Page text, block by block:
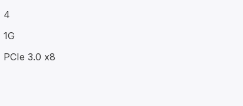
4
1G
PCIe 3.0 x8